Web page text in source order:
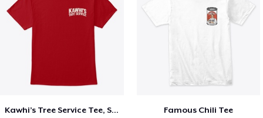
Kawhi’s Tree Service Tee, Shirts, Mug Famous Chili Tee